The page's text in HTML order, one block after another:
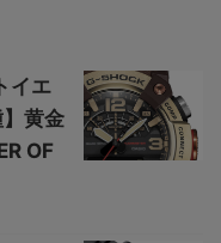
イエ
黄金
OF